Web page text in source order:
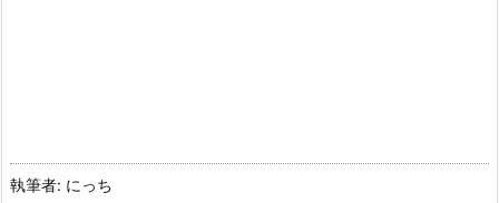
執筆者: にっち